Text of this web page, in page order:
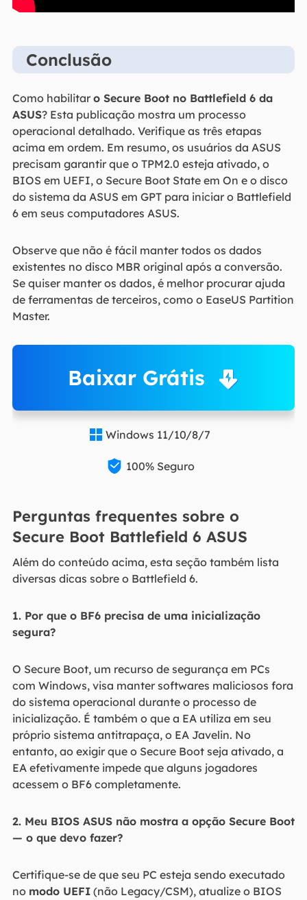
Conclusão
Como habilitar o Secure Boot no Battlefield 6 da
ASUS? Esta publicação mostra um processo
operacional detalhado. Verifique as três etapas
acima em ordem. Em resumo, os usuários da ASUS
precisam garantir que o TPM2.0 esteja ativado, o
BIOS em UEFI, o Secure Boot State em On e o disco
do sistema da ASUS em GPT para iniciar o Battlefield
6 em seus computadores ASUS.
Observe que não é fácil manter todos os dados
existentes no disco MBR original após a conversão.
Se quiser manter os dados, é melhor procurar ajuda
de ferramentas de terceiros, como o EaseUS Partition
Master.
Baixar Grátis
 Windows 11/10/8/7
 100% Seguro
Perguntas frequentes sobre o
Secure Boot Battlefield 6 ASUS
Além do conteúdo acima, esta seção também lista
diversas dicas sobre o Battlefield 6.
1. Por que o BF6 precisa de uma inicialização
segura?
O Secure Boot, um recurso de segurança em PCs
com Windows, visa manter softwares maliciosos fora
do sistema operacional durante o processo de
inicialização. É também o que a EA utiliza em seu
próprio sistema antitrapaça, o EA Javelin. No
entanto, ao exigir que o Secure Boot seja ativado, a
EA efetivamente impede que alguns jogadores
acessem o BF6 completamente.
2. Meu BIOS ASUS não mostra a opção Secure Boot
— o que devo fazer?
Certifique-se de que seu PC esteja sendo executado
no modo UEFI(não Legacy/CSM), atualize o BIOS